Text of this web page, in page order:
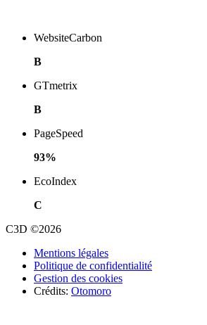
WebsiteCarbon
B
GTmetrix
B
PageSpeed
93%
EcoIndex
C
C3D ©2026
Mentions légales
Politique de confidentialité
Gestion des cookies
Crédits: Otomoro